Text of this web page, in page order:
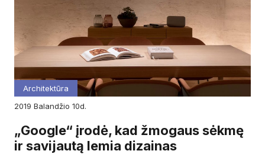
Architektūra
2019
balandžio 10d.
„Google“ įrodė, kad žmogaus sėkmę
ir savijautą lemia dizainas